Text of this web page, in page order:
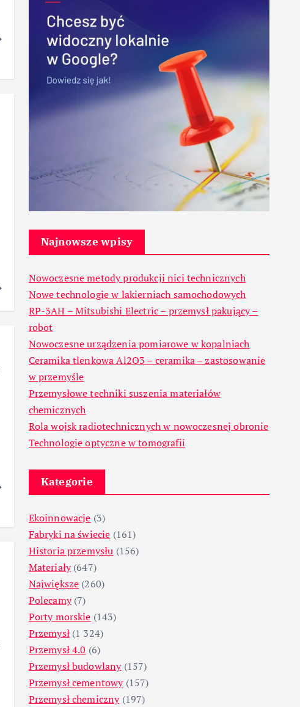
Najnowsze wpisy
Nowoczesne metody produkcji nici technicznych
Nowe technologie w lakierniach samochodowych
RP-3AH – Mitsubishi Electric – przemysł pakujący –
robot
Nowoczesne urządzenia pomiarowe w kopalniach
Ceramika tlenkowa Al2O3 – ceramika – zastosowanie
w przemyśle
Przemysłowe techniki suszenia materiałów
chemicznych
Rola wojsk radiotechnicznych w nowoczesnej obronie
Technologie optyczne w tomografii
Kategorie
Ekoinnowacje (3)
Fabryki na świecie (161)
Historia przemysłu (156)
Materiały(647)
Największe (260)
Polecamy(7)
Porty morskie (143)
Przemysł(1 324)
Przemysł 4.0 (6)
Przemysł budowlany(157)
Przemysł cementowy(157)
Przemysł chemiczny(197)